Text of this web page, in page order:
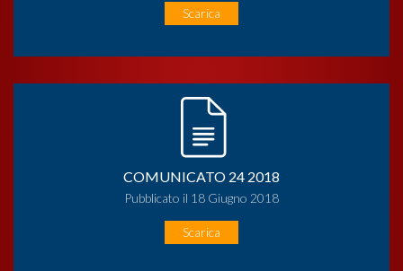
Scarica
COMUNICATO 24 2018
Pubblicato il 18 Giugno 2018
Scarica